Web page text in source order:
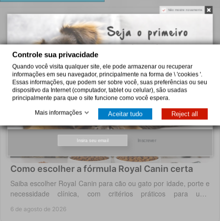
Puppycare Unipessoal, Lda
Não mostre novamente.
Inscrever
Como escolher a fórmula Royal Canin certa
Saiba escolher Royal Canin para cão ou gato por idade, porte e
necessidade clínica, com critérios práticos para uma
6 de agosto de 2026
Controle sua privacidade
Quando você visita qualquer site, ele pode armazenar ou recuperar
informações em seu navegador, principalmente na forma de \ 'cookies '.
Essas informações, que podem ser sobre você, suas preferências ou seu
dispositivo da Internet (computador, tablet ou celular), são usadas
principalmente para que o site funcione como você espera.
Mais informações Aceitar tudo Reject all